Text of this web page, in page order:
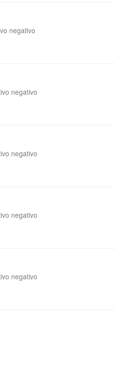
negativo
negativo
negativo
negativo
negativo